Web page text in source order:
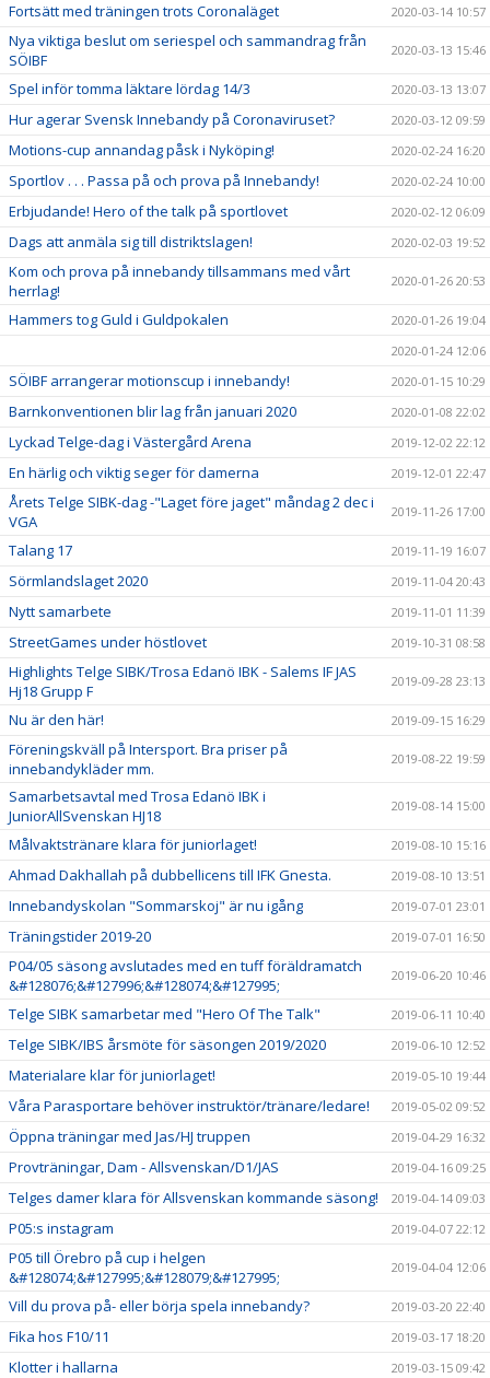
Fortsätt med träningen trots Coronaläget 2020-03-14 10:57
Nya viktiga beslut om seriespel och sammandrag från
SÖIBF
2020-03-13 15:46
Spel inför tomma läktare lördag 14/3 2020-03-13 13:07
Hur agerar Svensk Innebandy på Coronaviruset? 2020-03-12 09:59
Motions-cup annandag påsk i Nyköping! 2020-02-24 16:20
Sportlov . . . Passa på och prova på Innebandy! 2020-02-24 10:00
Erbjudande! Hero of the talk på sportlovet 2020-02-12 06:09
Dags att anmäla sig till distriktslagen! 2020-02-03 19:52
Kom och prova på innebandy tillsammans med vårt
herrlag!
2020-01-26 20:53
Hammers tog Guld i Guldpokalen
2020-01-26 19:04
2020-01-24 12:06
SÖIBF arrangerar motionscup i innebandy! 2020-01-15 10:29
Barnkonventionen blir lag från januari 2020 2020-01-08 22:02
Lyckad Telge-dag i Västergård Arena 2019-12-02 22:12
En härlig och viktig seger för damerna 2019-12-01 22:47
Årets Telge SIBK-dag -"Laget före jaget" måndag 2 dec i
VGA
2019-11-26 17:00
Talang 17 2019-11-19 16:07
Sörmlandslaget 2020 2019-11-04 20:43
Nytt samarbete 2019-11-01 11:39
StreetGames under höstlovet 2019-10-31 08:58
Highlights Telge SIBK/Trosa Edanö IBK - Salems IF JAS
Hj18 Grupp F
2019-09-28 23:13
Nu är den här! 2019-09-15 16:29
Föreningskväll på Intersport. Bra priser på
innebandykläder mm.
2019-08-22 19:59
Samarbetsavtal med Trosa Edanö IBK i
JuniorAllSvenskan HJ18
2019-08-14 15:00
Målvaktstränare klara för juniorlaget! 2019-08-10 15:16
Ahmad Dakhallah på dubbellicens till IFK Gnesta. 2019-08-10 13:51
Innebandyskolan "Sommarskoj" är nu igång 2019-07-01 23:01
Träningstider 2019-20 2019-07-01 16:50
P04/05 säsong avslutades med en tuff föräldramatch
&#128076;&#127996;&#128074;&#127995;
2019-06-20 10:46
Telge SIBK samarbetar med "Hero Of The Talk" 2019-06-11 10:40
Telge SIBK/IBS årsmöte för säsongen 2019/2020 2019-06-10 12:52
Materialare klar för juniorlaget! 2019-05-10 19:44
Våra Parasportare behöver instruktör/tränare/ledare! 2019-05-02 09:52
Öppna träningar med Jas/HJ truppen 2019-04-29 16:32
Provträningar, Dam - Allsvenskan/D1/JAS 2019-04-16 09:25
Telges damer klara för Allsvenskan kommande säsong! 2019-04-14 09:03
P05:s instagram 2019-04-07 22:12
P05 till Örebro på cup i helgen
&#128074;&#127995;&#128079;&#127995;
2019-04-04 12:06
Vill du prova på- eller börja spela innebandy? 2019-03-20 22:40
Fika hos F10/11 2019-03-17 18:20
Klotter i hallarna 2019-03-15 09:42